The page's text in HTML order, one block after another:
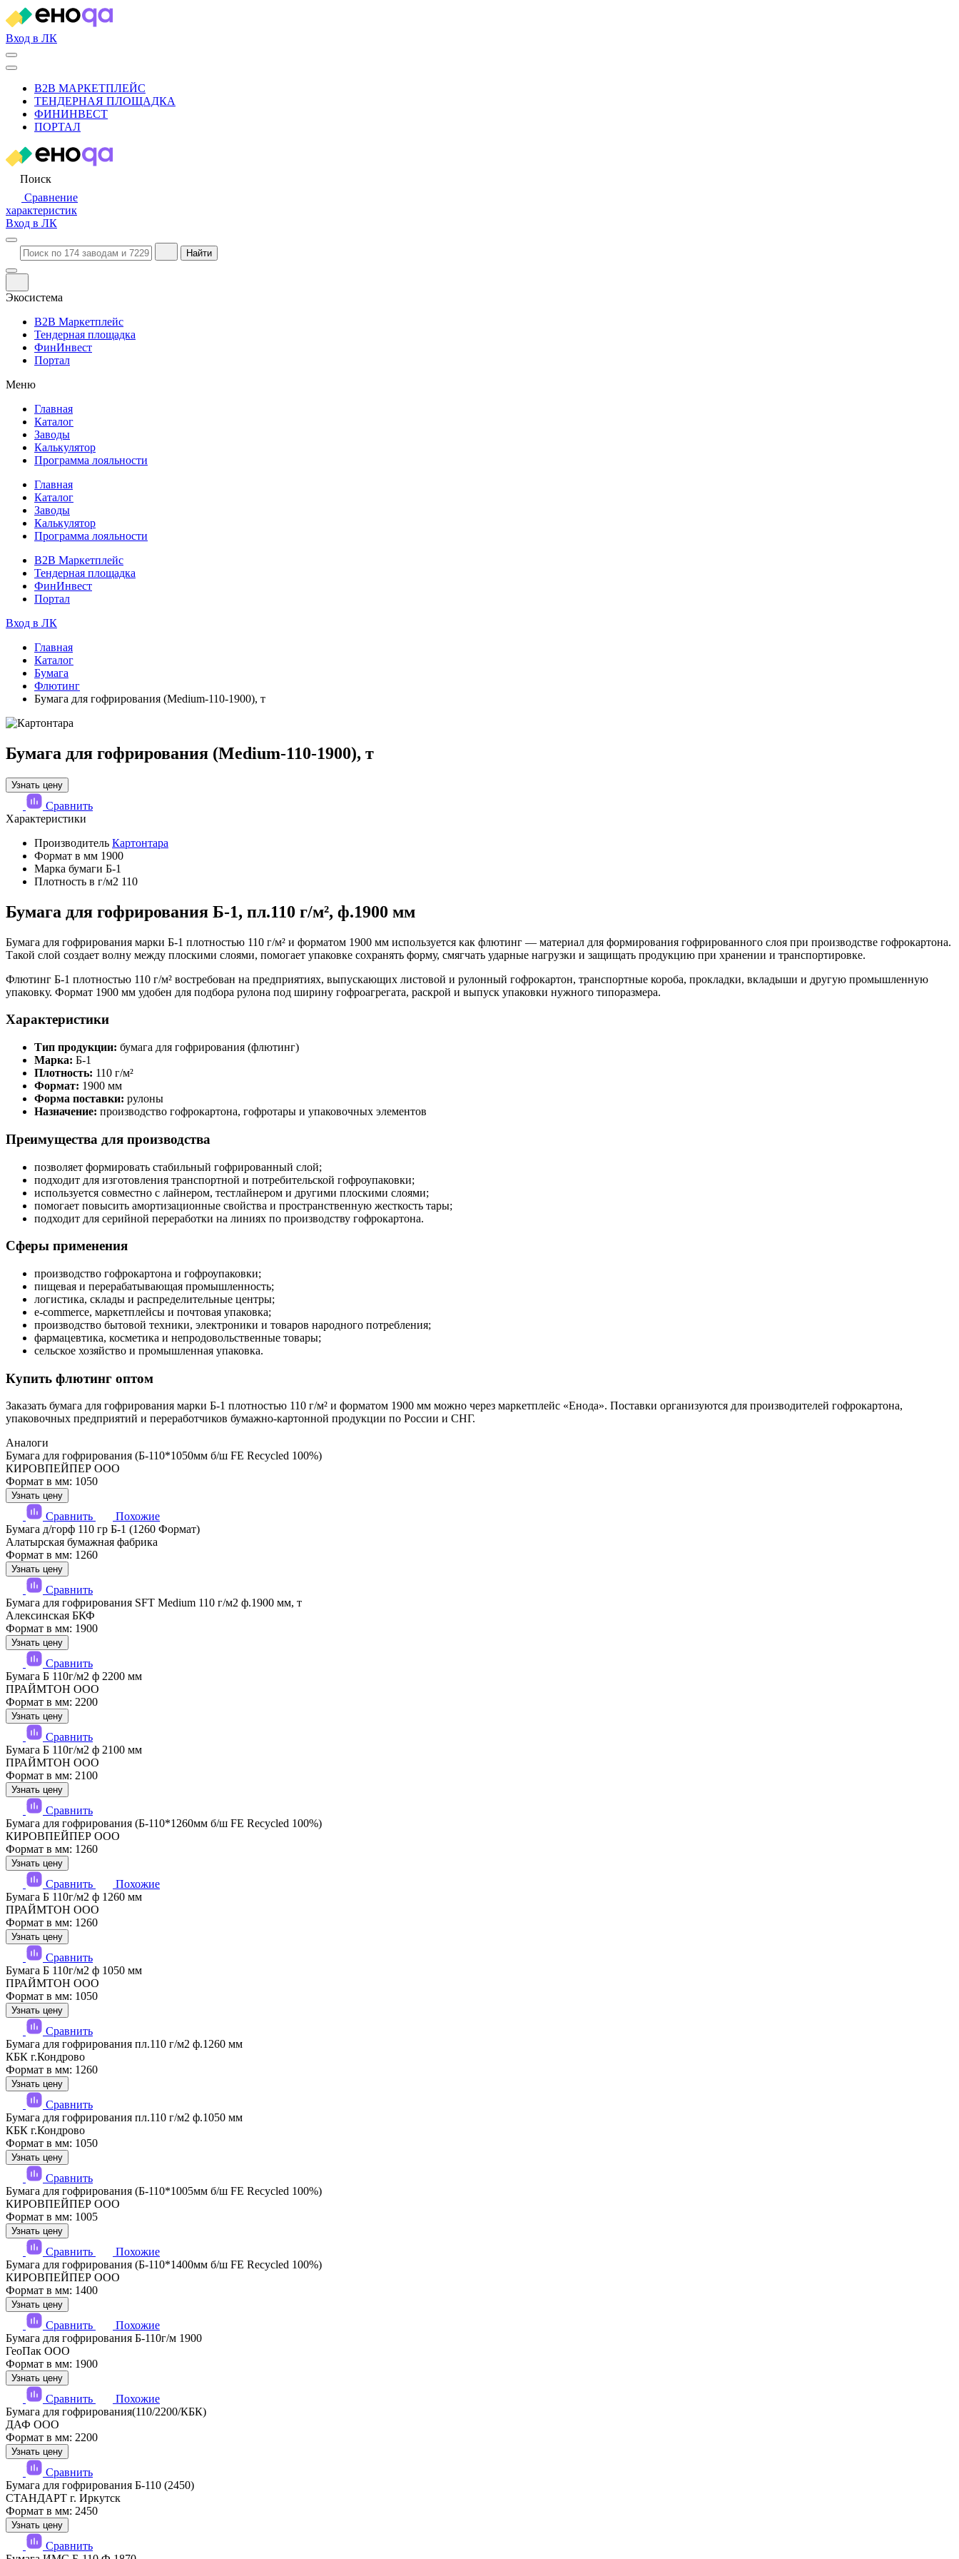
Вход в ЛК
B2B МАРКЕТПЛЕЙС
ТЕНДЕРНАЯ ПЛОЩАДКА
ФИНИНВЕСТ
ПОРТАЛ
Поиск
Сравнение
характеристик
Вход в ЛК
Найти
Экосистема
B2B Маркетплейс
Тендерная площадка
ФинИнвест
Портал
Меню
Главная
Каталог
Заводы
Калькулятор
Программа лояльности
Главная
Каталог
Заводы
Калькулятор
Программа лояльности
B2B Маркетплейс
Тендерная площадка
ФинИнвест
Портал
Вход в ЛК
Главная
Каталог
Бумага
Флютинг
Бумага для гофрирования (Medium-110-1900), т
Бумага для гофрирования (Medium-110-1900), т
Узнать цену
Сравнить
Характеристики
Производитель Картонтара
Формат в мм 1900
Марка бумаги Б-1
Плотность в г/м2 110
Бумага для гофрирования Б-1, пл.110 г/м², ф.1900 мм
Бумага для гофрирования марки Б-1 плотностью 110 г/м² и форматом 1900 мм используется как флютинг — материал для формирования гофрированного слоя при производстве гофрокартона.
Такой слой создает волну между плоскими слоями, помогает упаковке сохранять форму, смягчать ударные нагрузки и защищать продукцию при хранении и транспортировке.
Флютинг Б-1 плотностью 110 г/м² востребован на предприятиях, выпускающих листовой и рулонный гофрокартон, транспортные короба, прокладки, вкладыши и другую промышленную
упаковку. Формат 1900 мм удобен для подбора рулона под ширину гофроагрегата, раскрой и выпуск упаковки нужного типоразмера.
Характеристики
Тип продукции: бумага для гофрирования (флютинг)
Марка: Б-1
Плотность: 110 г/м²
Формат: 1900 мм
Форма поставки: рулоны
Назначение: производство гофрокартона, гофротары и упаковочных элементов
Преимущества для производства
позволяет формировать стабильный гофрированный слой;
подходит для изготовления транспортной и потребительской гофроупаковки;
используется совместно с лайнером, тестлайнером и другими плоскими слоями;
помогает повысить амортизационные свойства и пространственную жесткость тары;
подходит для серийной переработки на линиях по производству гофрокартона.
Сферы применения
производство гофрокартона и гофроупаковки;
пищевая и перерабатывающая промышленность;
логистика, склады и распределительные центры;
e-commerce, маркетплейсы и почтовая упаковка;
производство бытовой техники, электроники и товаров народного потребления;
фармацевтика, косметика и непродовольственные товары;
сельское хозяйство и промышленная упаковка.
Купить флютинг оптом
Заказать бумага для гофрирования марки Б-1 плотностью 110 г/м² и форматом 1900 мм можно через маркетплейс «Енода». Поставки организуются для производителей гофрокартона,
упаковочных предприятий и переработчиков бумажно-картонной продукции по России и СНГ.
Аналоги
Бумага для гофрирования (Б-110*1050мм б/ш FE Recycled 100%)
КИРОВПЕЙПЕР ООО
Формат в мм: 1050
Узнать цену
Сравнить
Похожие
Бумага д/горф 110 гр Б-1 (1260 Формат)
Алатырская бумажная фабрика
Формат в мм: 1260
Узнать цену
Сравнить
Бумага для гофрирования SFT Medium 110 г/м2 ф.1900 мм, т
Алексинская БКФ
Формат в мм: 1900
Узнать цену
Сравнить
Бумага Б 110г/м2 ф 2200 мм
ПРАЙМТОН ООО
Формат в мм: 2200
Узнать цену
Сравнить
Бумага Б 110г/м2 ф 2100 мм
ПРАЙМТОН ООО
Формат в мм: 2100
Узнать цену
Сравнить
Бумага для гофрирования (Б-110*1260мм б/ш FE Recycled 100%)
КИРОВПЕЙПЕР ООО
Формат в мм: 1260
Узнать цену
Сравнить
Похожие
Бумага Б 110г/м2 ф 1260 мм
ПРАЙМТОН ООО
Формат в мм: 1260
Узнать цену
Сравнить
Бумага Б 110г/м2 ф 1050 мм
ПРАЙМТОН ООО
Формат в мм: 1050
Узнать цену
Сравнить
Бумага для гофрирования пл.110 г/м2 ф.1260 мм
КБК г.Кондрово
Формат в мм: 1260
Узнать цену
Сравнить
Бумага для гофрирования пл.110 г/м2 ф.1050 мм
КБК г.Кондрово
Формат в мм: 1050
Узнать цену
Сравнить
Бумага для гофрирования (Б-110*1005мм б/ш FE Recycled 100%)
КИРОВПЕЙПЕР ООО
Формат в мм: 1005
Узнать цену
Сравнить
Похожие
Бумага для гофрирования (Б-110*1400мм б/ш FE Recycled 100%)
КИРОВПЕЙПЕР ООО
Формат в мм: 1400
Узнать цену
Сравнить
Похожие
Бумага для гофрирования Б-110г/м 1900
ГеоПак ООО
Формат в мм: 1900
Узнать цену
Сравнить
Похожие
Бумага для гофрирования(110/2200/КБК)
ДАФ ООО
Формат в мм: 2200
Узнать цену
Сравнить
Бумага для гофрирования Б-110 (2450)
СТАНДАРТ г. Иркутск
Формат в мм: 2450
Узнать цену
Сравнить